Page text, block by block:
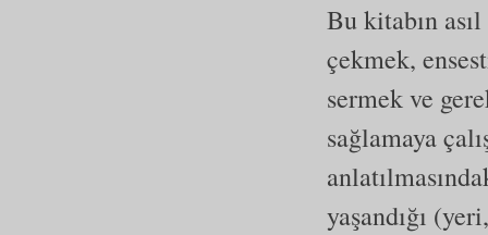
Bu kitabın
çekmek,
sermek ve
sağlamaya
yaşandığı